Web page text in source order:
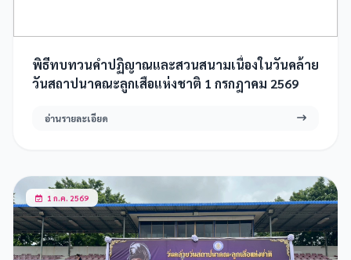
พิธีทบทวนคำปฏิญาณและสวนสนามเนื่องในวันคล้าย
วันสถาปนาคณะลูกเสือแห่งชาติ 1 กรกฎาคม 2569
อ่านรายละเอียด
1 ก.ค. 2569